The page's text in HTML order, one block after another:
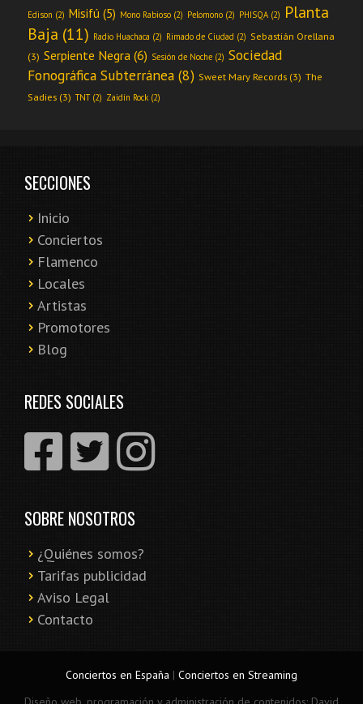
Edison (2) Misifú (5) Mono Rabioso (2) Pelomono (2) PHISQA (2) Planta
Baja (11) Radio Huachaca (2) Rimado de Ciudad (2) Sebastián Orellana
(3) Serpiente Negra (6) Sesión de Noche (2) Sociedad
Fonográfica Subterránea (8) Sweet Mary Records (3) The
Sadies (3) TNT(2) Zaidín Rock (2)
SECCIONES
Inicio
Conciertos
Flamenco
Locales
Artistas
Promotores
Blog
REDES SOCIALES
SOBRE NOSOTROS
¿Quiénes somos?
Tarifas publicidad
Aviso Legal
Contacto
Conciertos en España | Conciertos en Streaming